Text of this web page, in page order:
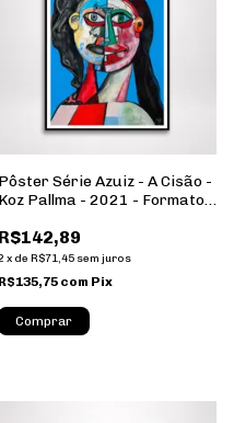
Pôster Série Azuiz - A Cisão -
Koz Pallma - 2021 - Formato
R$142,89
x de R$71,45 sem juros
R$135,75 com Pix
Comprar